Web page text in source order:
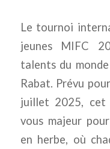
Le tournoi
jeunes MIFC
talents du
Rabat. Prévu
juillet 2025, cet
vous majeur
en herbe, où